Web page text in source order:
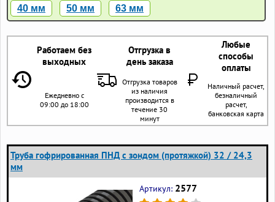
40 мм 50 мм 63 мм
Работаем без
выходных
Отгрузка в
день заказа
Любые
способы
оплаты
Ежедневно с
09:00 до 18:00
Отгрузка товаров
из наличия
производится в
течение 30
минут
Наличный расчет,
безналичный
расчет,
банковская карта
Труба гофрированная ПНД с зондом (протяжкой) 32 / 24,3
мм
Артикул: 2577